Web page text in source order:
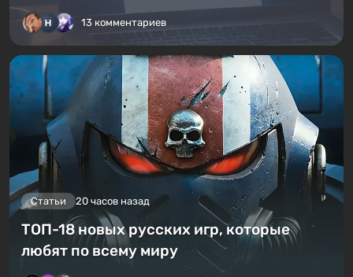
13 комментариев
Статьи 20 часов назад
ТОП-18 новых русских игр, которые
любят по всему миру